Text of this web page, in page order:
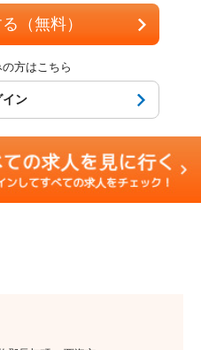
（無料）
方はこちら
イン